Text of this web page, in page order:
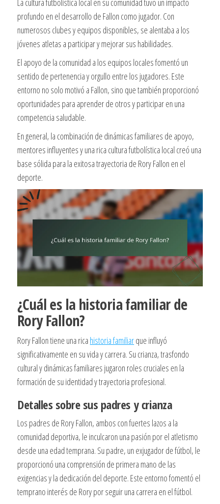
profundo en el desarrollo de Fallon como jugador. Con
numerosos clubes y equipos disponibles, se alentaba a los
jóvenes atletas a participar y mejorar sus habilidades.
El apoyo de la comunidad a los equipos locales fomentó un
sentido de pertenencia y orgullo entre los jugadores. Este
entorno no solo motivó a Fallon, sino que también proporcionó
oportunidades para aprender de otros y participar en una
competencia saludable.
En general, la combinación de dinámicas familiares de apoyo,
mentores influyentes y una rica cultura futbolística local creó una
base sólida para la exitosa trayectoria de Rory Fallon en el
deporte.
¿Cuál es la historia familiar de
Rory Fallon?
Rory Fallon tiene una rica historia familiarque influyó
significativamente en su vida y carrera. Su crianza, trasfondo
cultural y dinámicas familiares jugaron roles cruciales en la
formación de su identidad y trayectoria profesional.
Detalles sobre sus padres y crianza
Los padres de Rory Fallon, ambos con fuertes lazos a la
comunidad deportiva, le inculcaron una pasión por el atletismo
desde una edad temprana. Su padre, un exjugador de fútbol, le
proporcionó una comprensión de primera mano de las
exigencias y la dedicación del deporte. Este entorno fomentó el
temprano interés de Rory por seguir una carrera en el fútbol.